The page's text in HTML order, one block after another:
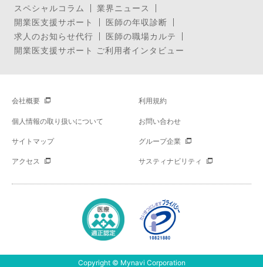
スペシャルコラム
業界ニュース
開業医支援サポート
医師の年収診断
求人のお知らせ代行
医師の職場カルテ
開業医支援サポート ご利用者インタビュー
会社概要 利用規約
個人情報の取り扱いについて お問い合わせ
サイトマップ グループ企業
アクセス サスティナビリティ
Copyright © Mynavi Corporation